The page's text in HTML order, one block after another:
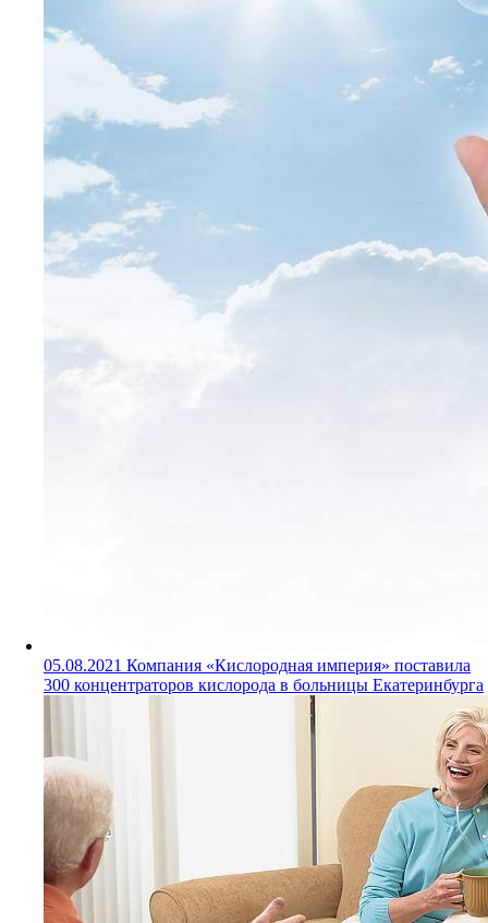
05.08.2021 Компания «Кислородная империя» поставила
300 концентраторов кислорода в больницы Екатеринбурга